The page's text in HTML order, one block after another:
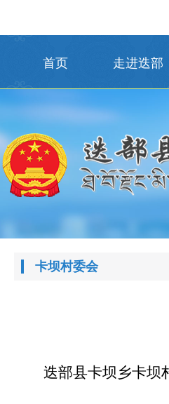
首页 走进迭部
卡坝村委会
迭部县卡坝乡卡坝